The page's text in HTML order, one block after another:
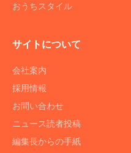
おうちスタイル
サイトについて
会社案内
採用情報
お問い合わせ
ニュース読者投稿
編集長からの手紙